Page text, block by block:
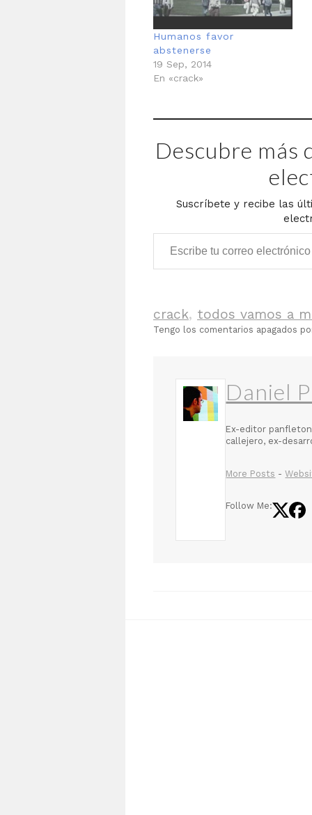
Humanos favor
abstenerse
19 Sep, 2014
En «crack»
Descubre más
Suscríbete y recibe las
Escribe tu correo electrónico…
crack, todos vamos a
Tengo los comentarios apagados
Daniel
Ex-editor
callejero, ex-
More Posts -
Follow Me: